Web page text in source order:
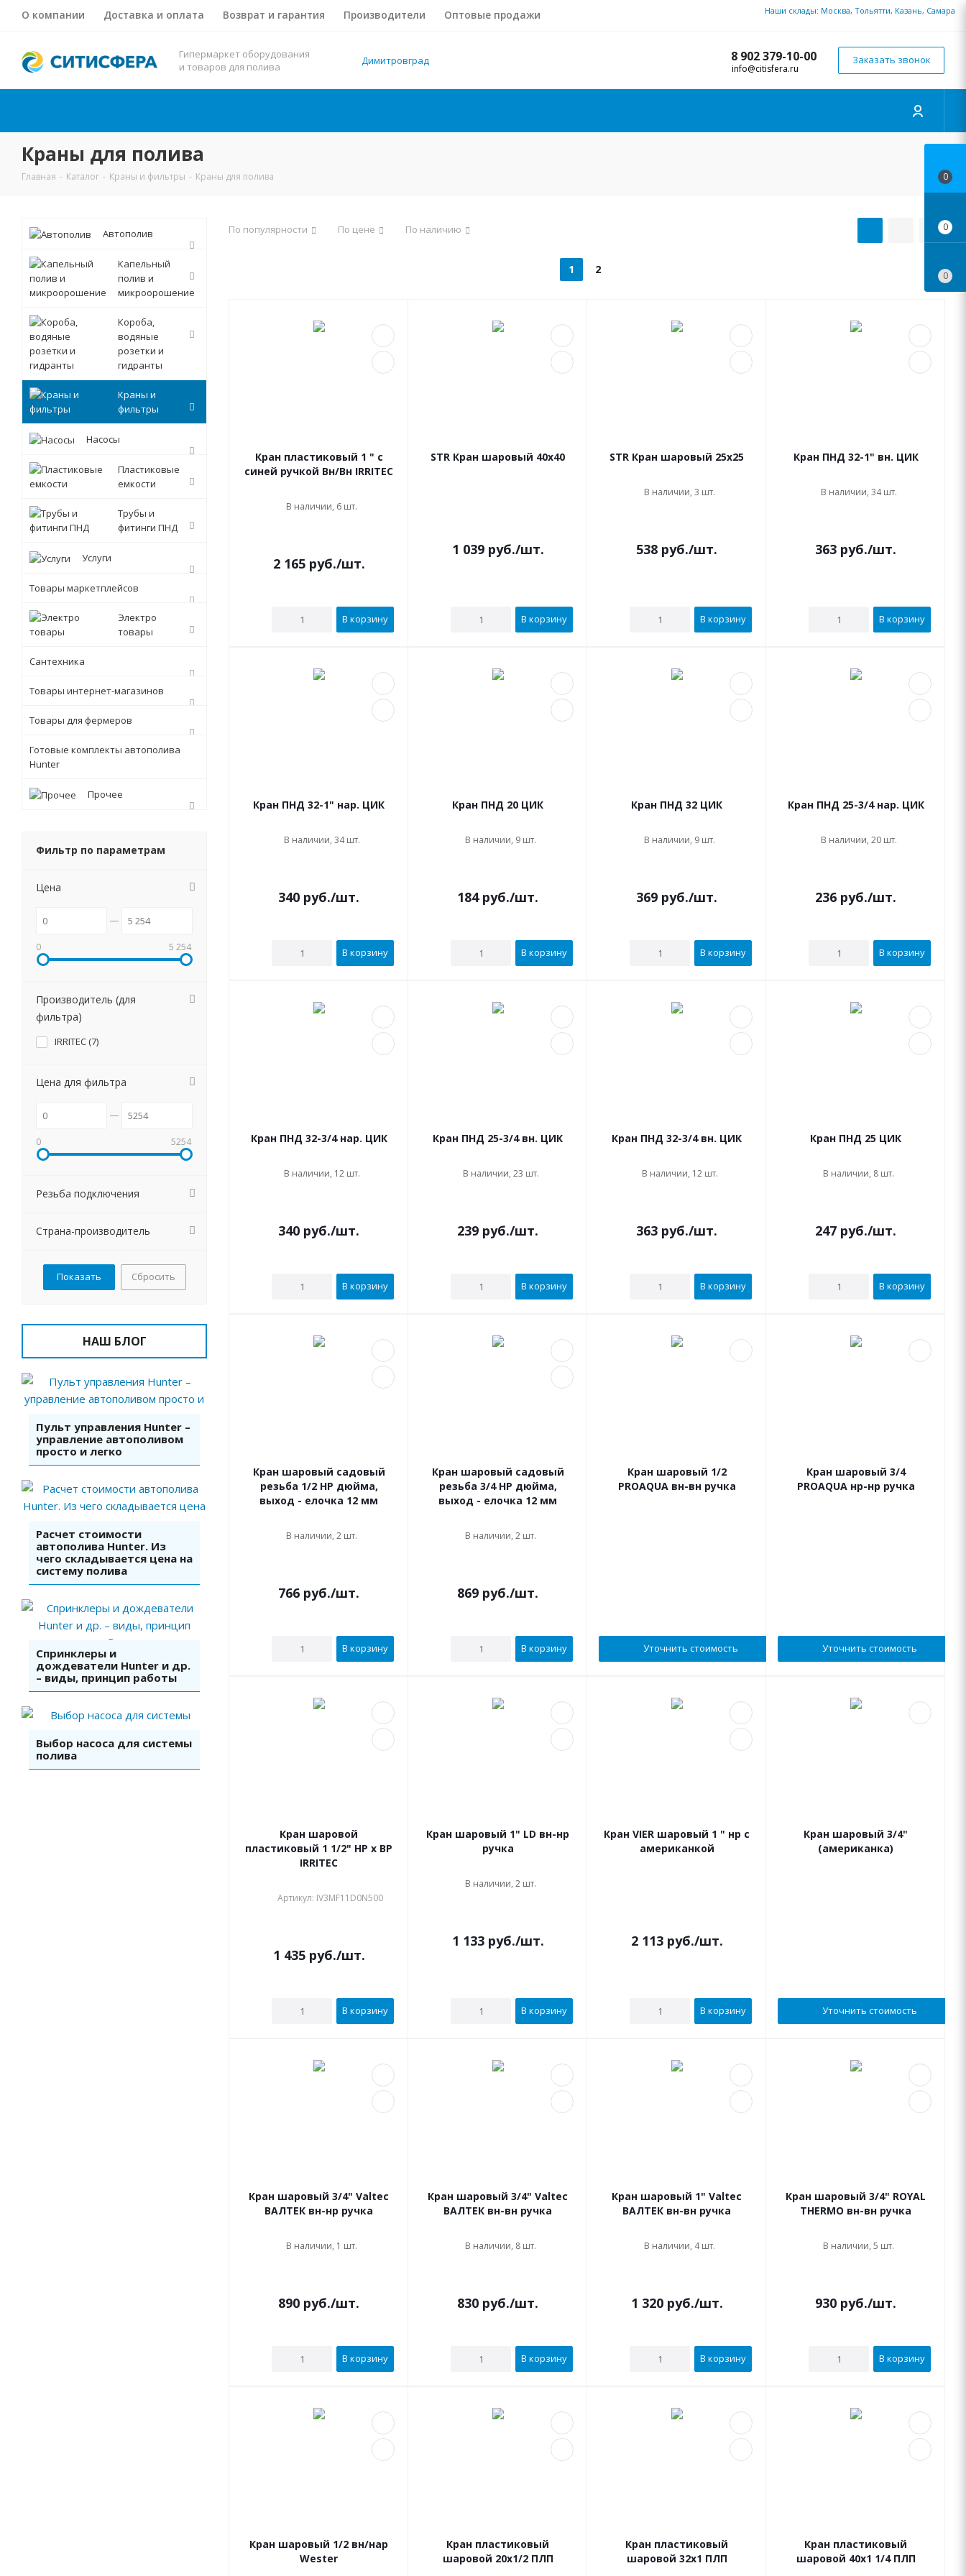
Наши склады: Москва, Тольятти, Казань, Самара
О компании Доставка и оплата Возврат и гарантия Производители Оптовые продажи
Гипермаркет оборудования
и товаров для полива
Димитровград 8 902 379-10-00
info@citisfera.ru
Заказать звонок
Краны для полива
Главная - Каталог - Краны и фильтры - Краны для полива
По популярности По цене По наличию
1 2
Кран пластиковый 1 " с
синей ручкой Вн/Вн IRRITEC
В наличии, 6 шт.
2 165руб./шт.
В корзину
STR Кран шаровый 40х40
1 039руб./шт.
В корзину
STR Кран шаровый 25х25
В наличии, 3 шт.
538 руб./шт.
В корзину
Кран ПНД 32-1" вн. ЦИК
В наличии, 34 шт.
363 руб./шт.
В корзину
Кран ПНД 32-1" нар. ЦИК
В наличии, 34 шт.
340 руб./шт.
В корзину
Кран ПНД 20 ЦИК
В наличии, 9 шт.
184руб./шт.
В корзину
Кран ПНД 32 ЦИК
В наличии, 9 шт.
369 руб./шт.
В корзину
Кран ПНД 25-3/4 нар. ЦИК
В наличии, 20 шт.
236 руб./шт.
В корзину
Кран ПНД 32-3/4 нар. ЦИК
В наличии, 12 шт.
340 руб./шт.
В корзину
Кран ПНД 25-3/4 вн. ЦИК
В наличии, 23 шт.
239 руб./шт.
В корзину
Кран ПНД 32-3/4 вн. ЦИК
В наличии, 12 шт.
363 руб./шт.
В корзину
Кран ПНД 25 ЦИК
В наличии, 8 шт.
247 руб./шт.
В корзину
Кран шаровый садовый
резьба 1/2 НР дюйма,
выход - елочка 12 мм
В наличии, 2 шт.
766 руб./шт.
В корзину
Кран шаровый садовый
резьба 3/4 НР дюйма,
выход - елочка 12 мм
В наличии, 2 шт.
869 руб./шт.
В корзину
Кран шаровый 1/2
PROAQUA вн-вн ручка
Уточнить стоимость
Кран шаровый 3/4
PROAQUA нр-нр ручка
Уточнить стоимость
Кран шаровой
пластиковый 1 1/2" НР x ВР
IRRITEC
Артикул: IV3MF11D0N500
1 435руб./шт.
В корзину
Кран шаровый 1" LD вн-нр
ручка
В наличии, 2 шт.
1 133руб./шт.
В корзину
Кран VIER шаровый 1 " нр с
американкой
2 113руб./шт.
В корзину
Кран шаровый 3/4"
(американка)
Уточнить стоимость
Кран шаровый 3/4" Valtec
ВАЛТЕК вн-нр ручка
В наличии, 1 шт.
890 руб./шт.
В корзину
Кран шаровый 3/4" Valtec
ВАЛТЕК вн-вн ручка
В наличии, 8 шт.
830 руб./шт.
В корзину
Кран шаровый 1" Valtec
ВАЛТЕК вн-вн ручка
В наличии, 4 шт.
1 320руб./шт.
В корзину
Кран шаровый 3/4" ROYAL
THERMO вн-вн ручка
В наличии, 5 шт.
930 руб./шт.
В корзину
Кран шаровый 1/2 вн/нар
Wester
Кран пластиковый
шаровой 20х1/2 ПЛП
Кран пластиковый
шаровой 32х1 ПЛП
Кран пластиковый
шаровой 40х1 1/4 ПЛП
Автополив
Капельный
полив и
микроорошение
Короба,
водяные
розетки и
гидранты
Краны и
фильтры
Насосы
Пластиковые
емкости
Трубы и
фитинги ПНД
Услуги
Товары маркетплейсов
Электро
товары
Сантехника
Товары интернет-магазинов
Товары для фермеров
Готовые комплекты автополива
Hunter
Прочее
Фильтр по параметрам
Цена
0 5 254
Производитель (для
фильтра)
IRRITEC (7)
Цена для фильтра
0 5254
Резьба подключения
Страна-производитель
Сбросить
НАШ БЛОГ
Пульт управления Hunter –
управление автополивом
просто и легко
Расчет стоимости
автополива Hunter. Из
чего складывается цена на
систему полива
Спринклеры и
дождеватели Hunter и др.
– виды, принцип работы
Выбор насоса для системы
полива
0
0
0